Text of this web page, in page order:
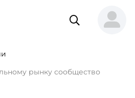
рынку сообщество